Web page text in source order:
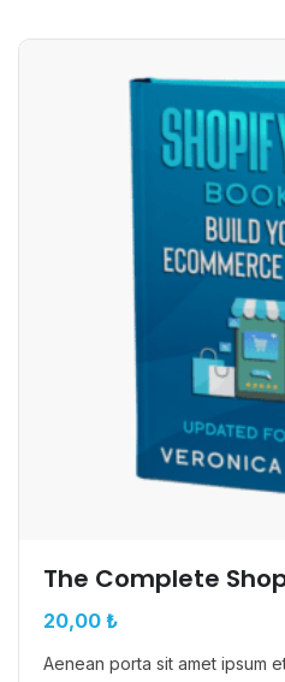
The Complete
20,00 ₺
Aenean porta sit amet ipsum